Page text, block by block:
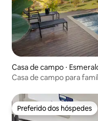
Casa de campo ⋅
Casa de campo para
Preferido dos hóspedes
Preferido dos hóspedes